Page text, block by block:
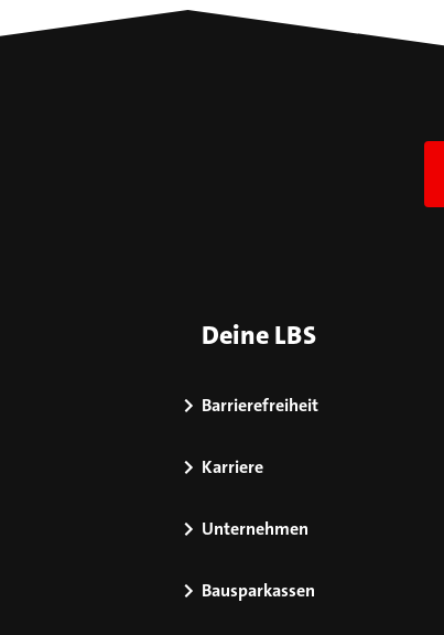
Deine LBS
Barrierefreiheit
Karriere
Unternehmen
Bausparkassen